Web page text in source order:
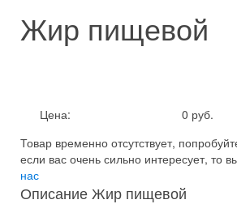
Жир пищевой
Цена:
0 руб.
Товар временно отсутствует,
если вас очень сильно интересует, то
нас
Описание Жир пищевой